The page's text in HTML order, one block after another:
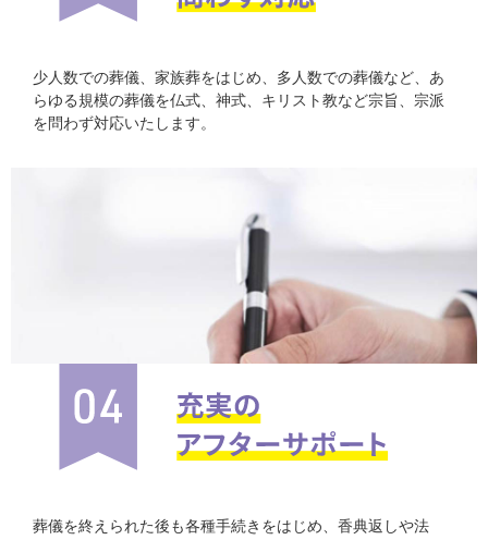
少人数での葬儀、家族葬をはじめ、多人数での葬儀など、あ
らゆる規模の葬儀を仏式、神式、キリスト教など宗旨、宗派
を問わず対応いたします。
葬儀を終えられた後も各種手続きをはじめ、香典返しや法